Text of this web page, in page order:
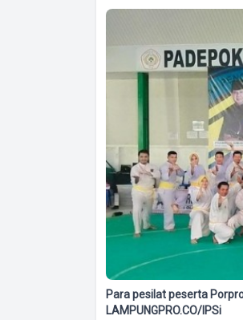
Para pesilat peserta
LAMPUNGPRO.CO/IPSi